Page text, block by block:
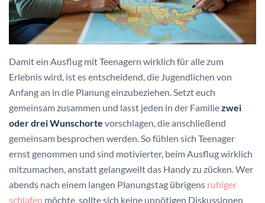
Damit ein Ausflug mit Teenagern wirklich für alle zum
Erlebnis wird, ist es entscheidend, die Jugendlichen von
Anfang an in die Planung einzubeziehen. Setzt euch
gemeinsam zusammen und lasst jeden in der Familiezwei
oder drei Wunschorte vorschlagen, die anschließend
gemeinsam besprochen werden. So fühlen sich Teenager
ernst genommen und sind motivierter, beim Ausflug wirklich
mitzumachen, anstatt gelangweilt das Handy zu zücken. Wer
abends nach einem langen Planungstag übrigens ruhiger
schlafen möchte, sollte sich keine unnötigen Diskussionen